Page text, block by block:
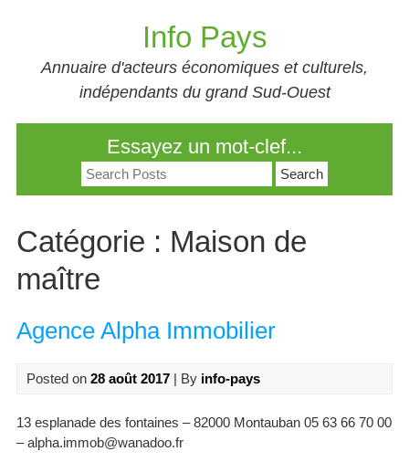
Info Pays
Annuaire d'acteurs économiques et culturels,
indépendants du grand Sud-Ouest
Essayez un mot-clef...
Search
for:
Catégorie : Maison de
maître
Agence Alpha Immobilier
Posted on 28 août 2017| By info-pays
13 esplanade des fontaines – 82000 Montauban 05 63 66 70 00
– alpha.immob@wanadoo.fr